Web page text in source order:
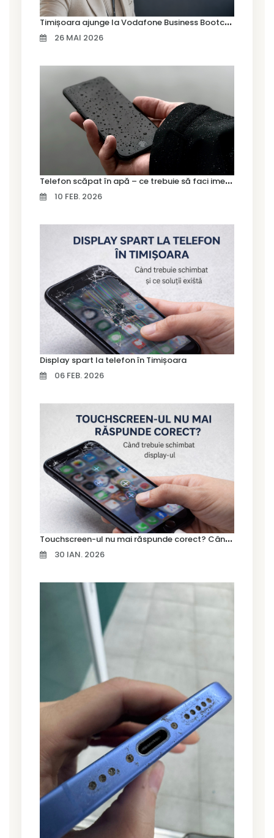
T
imișoara ajunge la Vodafone Business Bootcamp prin Marius Cermian de la Armour România
26 MAI 2026
T
elefon scăpat în apă – ce trebuie să faci imediat și ce greșeli să eviți
10 FEB. 2026
Display spart la telefon în Timișoara
06 FEB. 2026
T
ouchscreen-ul nu mai răspunde corect? Când trebuie schimbat display-ul
30 IAN. 2026